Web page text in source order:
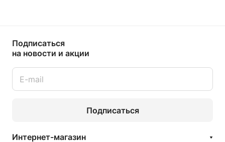
Подписаться
на новости и акции
Подписаться
Интернет-магазин